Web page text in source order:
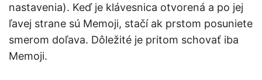
nastavenia). Keď je klávesnica otvorená a po jej
ľavej strane sú Memoji, stačí ak prstom posuniete
smerom doľava. Dôležité je pritom schovať iba
Memoji.